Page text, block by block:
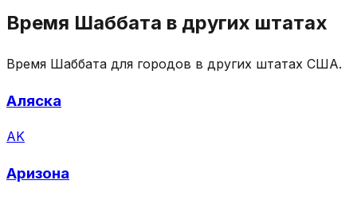
Время Шаббата в других штатах
Время Шаббата для городов в других штатах США.
Аляска
AK
Аризона